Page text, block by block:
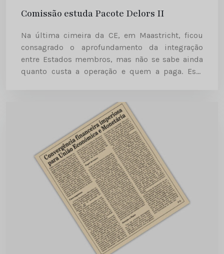
Comissão estuda Pacote Delors II
Na última cimeira da CE, em Maastricht, ficou
consagrado o aprofundamento da integração
entre Estados membros, mas não se sabe ainda
quanto custa a operação e quem a paga. Esta